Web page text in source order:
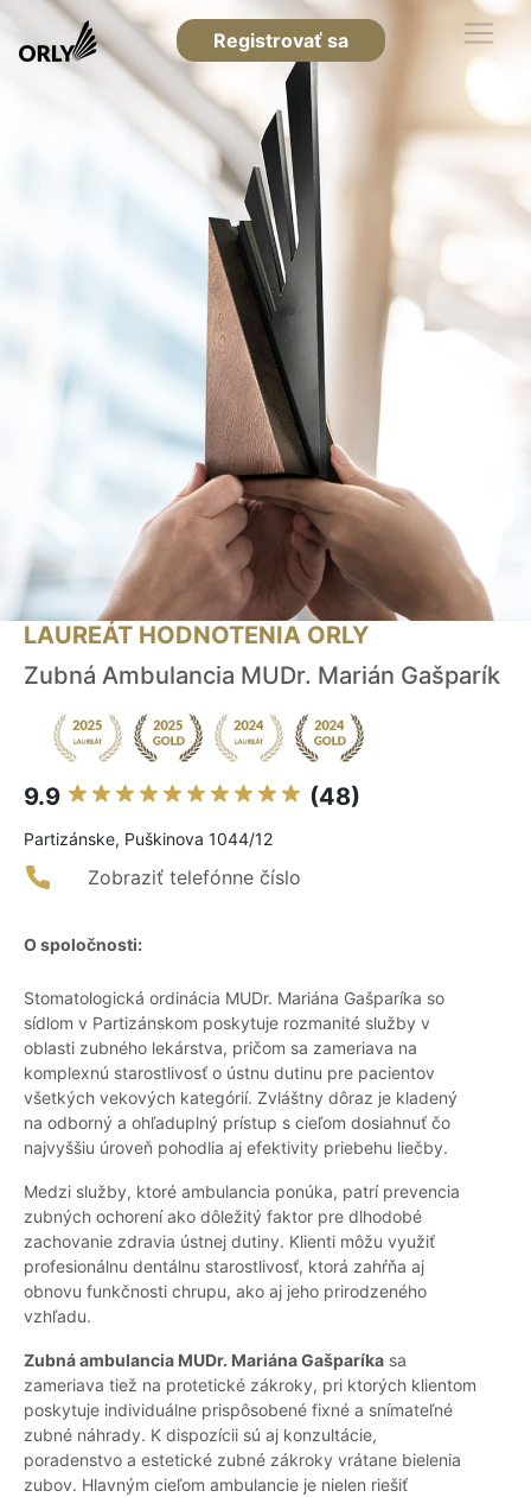
Registrovať sa
LAUREÁT HODNOTENIA ORLY
Zubná Ambulancia MUDr. Marián Gašparík
9.9 (48)
Partizánske, Puškinova 1044/12
Zobraziť telefónne číslo
O spoločnosti:
Stomatologická ordinácia MUDr. Mariána Gašparíka so
sídlom v Partizánskom poskytuje rozmanité služby v
oblasti zubného lekárstva, pričom sa zameriava na
komplexnú starostlivosť o ústnu dutinu pre pacientov
všetkých vekových kategórií. Zvláštny dôraz je kladený
na odborný a ohľaduplný prístup s cieľom dosiahnuť čo
najvyššiu úroveň pohodlia aj efektivity priebehu liečby.
Medzi služby, ktoré ambulancia ponúka, patrí prevencia
zubných ochorení ako dôležitý faktor pre dlhodobé
zachovanie zdravia ústnej dutiny. Klienti môžu využiť
profesionálnu dentálnu starostlivosť, ktorá zahŕňa aj
obnovu funkčnosti chrupu, ako aj jeho prirodzeného
vzhľadu.
Zubná ambulancia MUDr. Mariána Gašparíka sa
zameriava tiež na protetické zákroky, pri ktorých klientom
poskytuje individuálne prispôsobené fixné a snímateľné
zubné náhrady. K dispozícii sú aj konzultácie,
poradenstvo a estetické zubné zákroky vrátane bielenia
zubov. Hlavným cieľom ambulancie je nielen riešiť